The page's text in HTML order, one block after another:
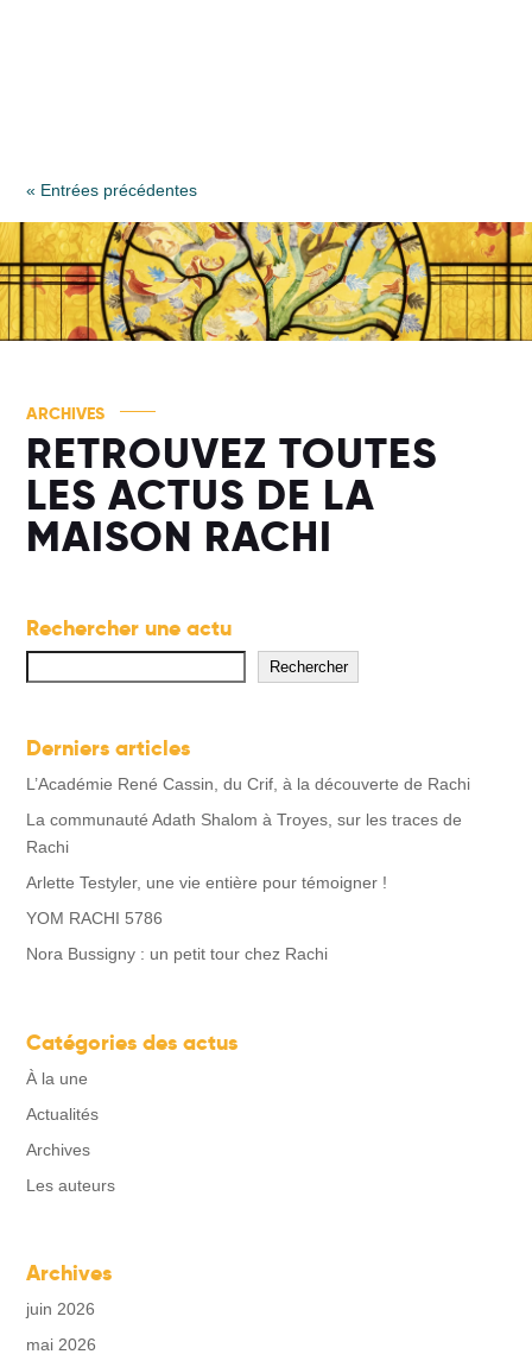
« Entrées précédentes
ARCHIVES
RETROUVEZ TOUTES
LES ACTUS DE LA
MAISON RACHI
Rechercher une actu
Rechercher
Derniers articles
L’Académie René Cassin, du Crif, à la découverte de Rachi
La communauté Adath Shalom à Troyes, sur les traces de
Rachi
Arlette Testyler, une vie entière pour témoigner !
YOM RACHI 5786
Nora Bussigny : un petit tour chez Rachi
Catégories des actus
À la une
Actualités
Archives
Les auteurs
Archives
juin 2026
mai 2026